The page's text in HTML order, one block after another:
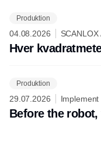
Produktion
04.08.2026 SCANLOX
Hver
Produktion
29.07.2026
Group
Before the